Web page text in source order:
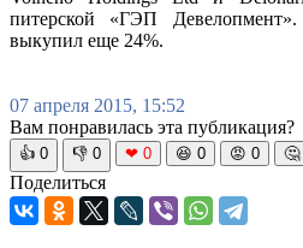
питерской «ГЭП
выкупил еще 24%.
07 апреля 2015, 15:52
Вам понравилась эта публикация?
👍 0 👎 0 ❤ 0 😆 0 😡 0 🤔
Поделиться